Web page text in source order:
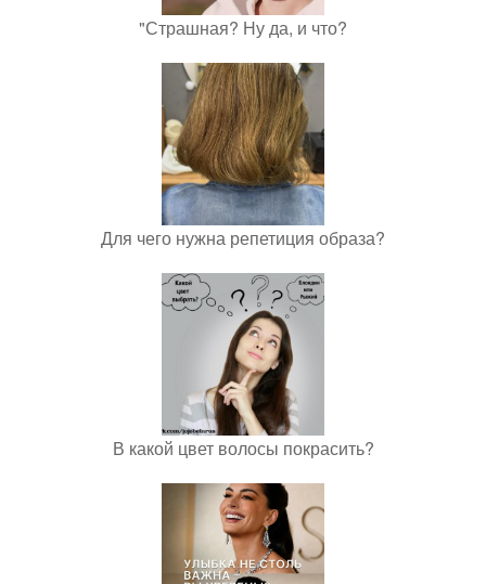
"Страшная? Ну да, и что?
Для чего нужна репетиция образа?
В какой цвет волосы покрасить?